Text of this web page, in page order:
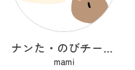
ナンた・のびチー・ショコナン
mami